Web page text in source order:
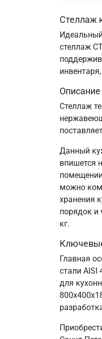
Стеллаж
стеллаж
Стеллаж
Данный
впишется
можно
хранения
порядок и
кг.
Главная
стали AISI
для